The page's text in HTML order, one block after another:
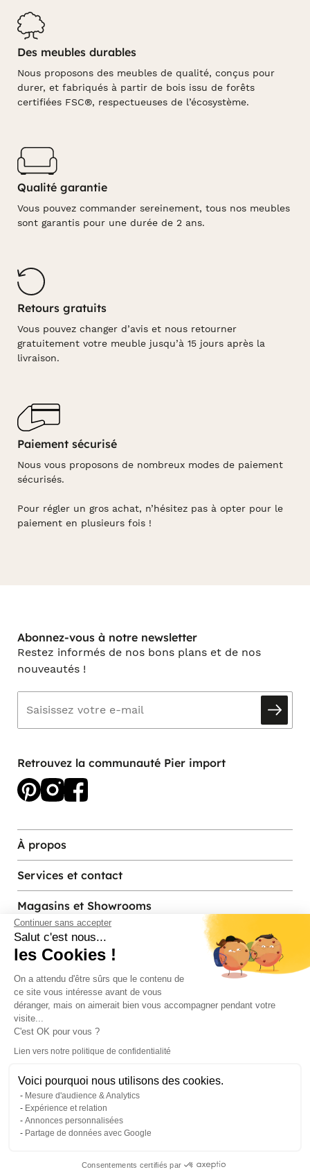
Continuer sans accepter
Salut c'est nous...
les Cookies !
On a attendu d'être sûrs que le contenu de
ce site vous intéresse avant de vous
déranger, mais on aimerait bien vous accompagner pendant votre
visite...
C'est OK pour vous ?
Lien vers notre politique de confidentialité
Voici pourquoi nous utilisons des cookies.
Mesure d'audience & Analytics
Expérience et relation
Annonces personnalisées
Partage de données avec Google
Consentements certifiés par
0
Des meubles durables
Nous proposons des meubles de qualité, conçus pour
durer, et fabriqués à partir de bois issu de forêts
certifiées FSC®, respectueuses de l’écosystème.
Qualité garantie
Vous pouvez commander sereinement, tous nos meubles
sont garantis pour une durée de 2 ans.
Retours gratuits
Vous pouvez changer d’avis et nous retourner
gratuitement votre meuble jusqu’à 15 jours après la
livraison.
Paiement sécurisé
Nous vous proposons de nombreux modes de paiement
sécurisés.
Pour régler un gros achat, n’hésitez pas à opter pour le
paiement en plusieurs fois !
Abonnez-vous à notre newsletter
Restez informés de nos bons plans et de nos
nouveautés !
Retrouvez la communauté Pier import
À propos
Services et contact
Magasins et Showrooms
Modes de paiement acceptés
© Pier Import
Mentions legales· Credits·Plan du site